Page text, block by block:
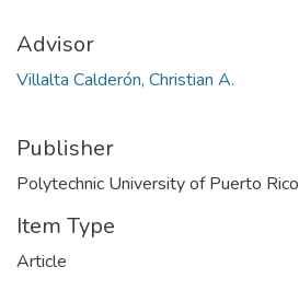
Advisor
Villalta Calderón, Christian A.
Publisher
Polytechnic University of Puerto Rico
Item Type
Article